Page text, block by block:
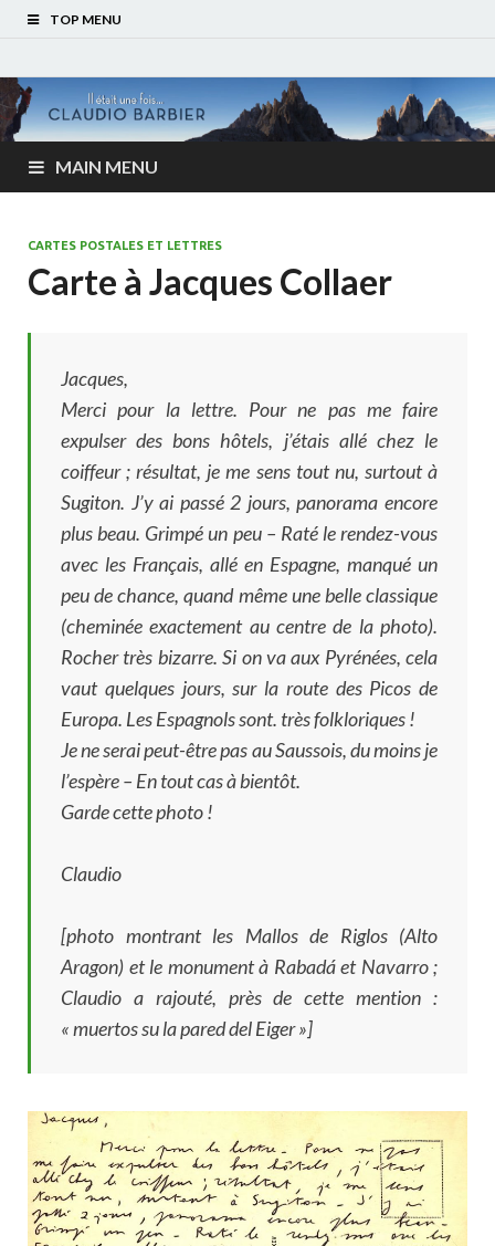
TOP MENU
MAIN MENU
CARTES POSTALES ET LETTRES
Carte à Jacques Collaer
Jacques,
Merci pour la lettre. Pour ne pas me faire
expulser des bons hôtels, j’étais allé chez le
coiffeur ; résultat, je me sens tout nu, surtout à
Sugiton. J’y ai passé 2 jours, panorama encore
plus beau. Grimpé un peu – Raté le rendez-vous
avec les Français, allé en Espagne, manqué un
peu de chance, quand même une belle classique
(cheminée exactement au centre de la photo).
Rocher très bizarre. Si on va aux Pyrénées, cela
vaut quelques jours, sur la route des Picos de
Europa. Les Espagnols sont. très folkloriques !
Je ne serai peut-être pas au Saussois, du moins je
l’espère – En tout cas à bientôt.
Garde cette photo !
Claudio
[photo montrant les Mallos de Riglos (Alto
Aragon) et le monument à Rabadá et Navarro ;
Claudio a rajouté, près de cette mention :
« muertos su la pared del Eiger »]